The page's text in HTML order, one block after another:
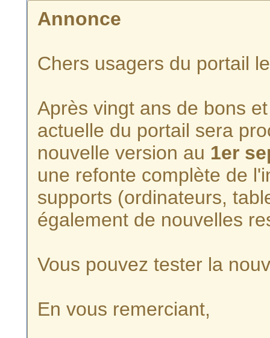
Annonce
Chers usagers du portail
Après vingt ans de bons
actuelle du portail sera
nouvelle version au 1er
une refonte complète de
supports (ordinateurs,
également de nouvelles
Vous pouvez tester la
En vous remerciant,